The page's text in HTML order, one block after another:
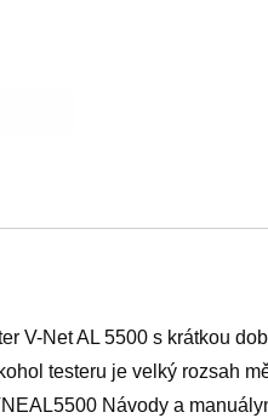
V-Net AL 5500 s krátkou
testeru je velký rozsah
Návody a